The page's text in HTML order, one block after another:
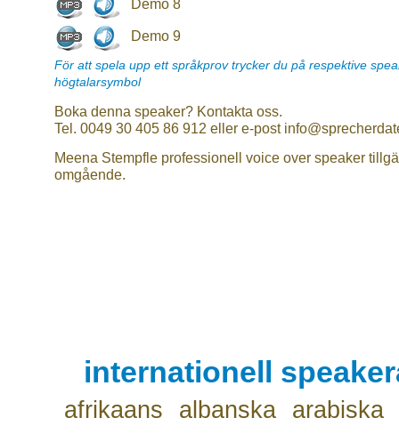
Demo 8
Demo 9
För att spela upp ett språkprov trycker du på respektive
högtalarsymbol
Boka denna speaker? Kontakta oss.
Tel. 0049 30 405 86 912 eller e-post
Meena Stempfle professionell voice over speaker
omgående.
internationell
afrikaans albanska
arabiska